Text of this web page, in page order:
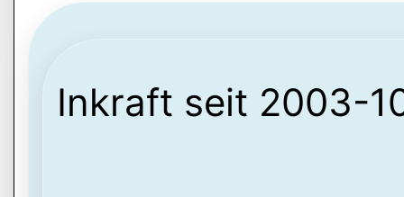
Inkraft seit 2003-